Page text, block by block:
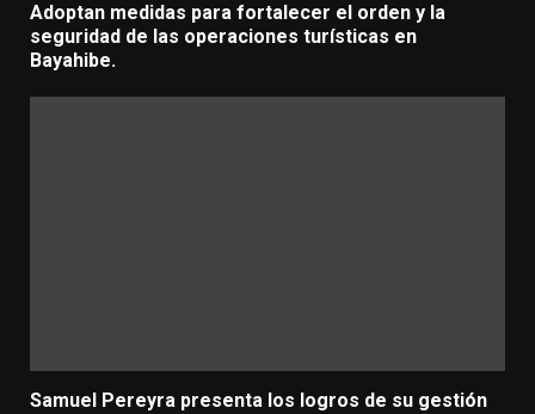
Adoptan medidas para fortalecer el orden y la
seguridad de las operaciones turísticas en
Bayahibe.
Samuel Pereyra presenta los logros de su gestión